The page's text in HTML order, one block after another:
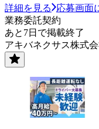
詳細を見る
応募画面
業務委託契約
あと7日で掲載終了
アキバネクサス株式